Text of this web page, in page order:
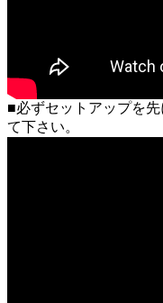
■必ずセットアップを
て下さい。